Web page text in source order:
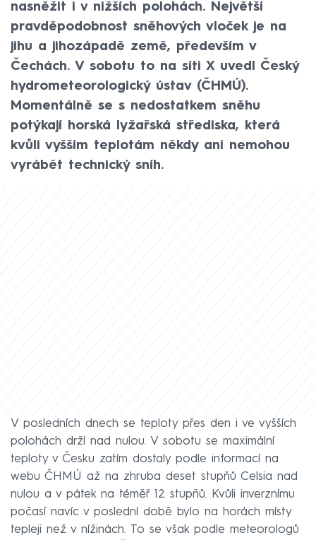
nasněžit i v nižších polohách. Největší
pravděpodobnost sněhových vloček je na
jihu a jihozápadě země, především v
Čechách. V sobotu to na síti X uvedl Český
hydrometeorologický ústav (ČHMÚ).
Momentálně se s nedostatkem sněhu
potýkají horská lyžařská střediska, která
kvůli vyšším teplotám někdy ani nemohou
vyrábět technický sníh.
V posledních dnech se teploty přes den i ve vyšších
polohách drží nad nulou. V sobotu se maximální
teploty v Česku zatím dostaly podle informací na
webu ČHMÚ až na zhruba deset stupňů Celsia nad
nulou a v pátek na téměř 12 stupňů. Kvůli inverznímu
počasí navíc v poslední době bylo na horách místy
tepleji než v nížinách. To se však podle meteorologů